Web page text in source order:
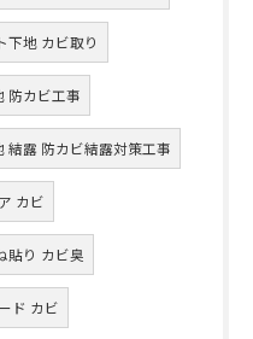
下地 カビ取り
防カビ工事
結露 防カビ結露対策工事
カビ
貼り カビ臭
ド カビ